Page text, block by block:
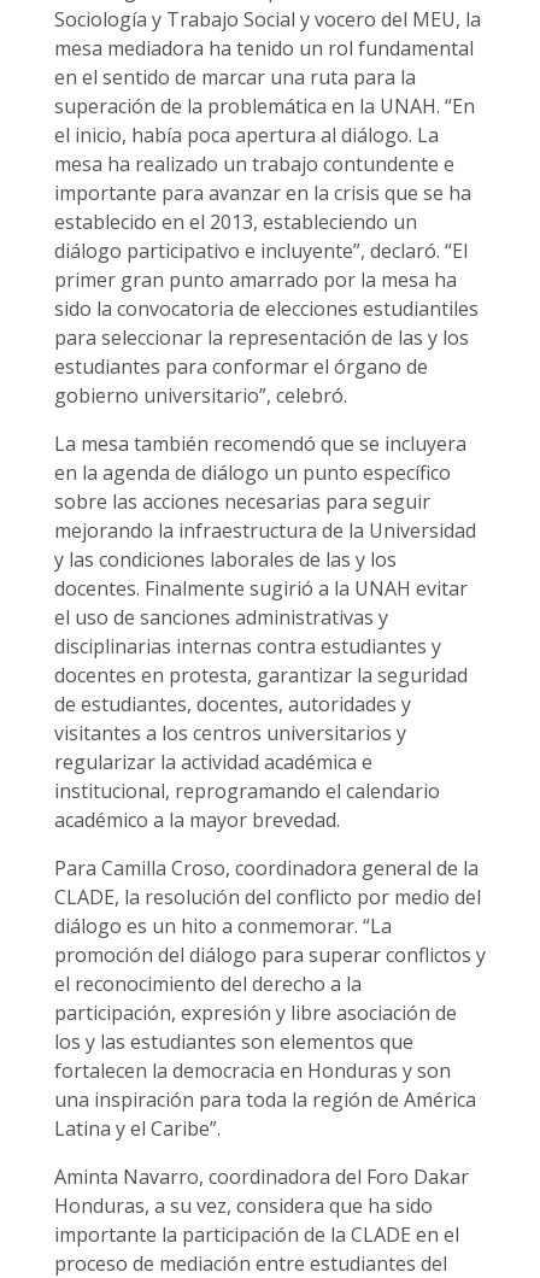
Sociología y Trabajo Social y vocero del MEU, la
mesa mediadora ha tenido un rol fundamental
en el sentido de marcar una ruta para la
superación de la problemática en la UNAH. “En
el inicio, había poca apertura al diálogo. La
mesa ha realizado un trabajo contundente e
importante para avanzar en la crisis que se ha
establecido en el 2013, estableciendo un
diálogo participativo e incluyente”, declaró. “El
primer gran punto amarrado por la mesa ha
sido la convocatoria de elecciones estudiantiles
para seleccionar la representación de las y los
estudiantes para conformar el órgano de
gobierno universitario”, celebró.
La mesa también recomendó que se incluyera
en la agenda de diálogo un punto específico
sobre las acciones necesarias para seguir
mejorando la infraestructura de la Universidad
y las condiciones laborales de las y los
docentes. Finalmente sugirió a la UNAH evitar
el uso de sanciones administrativas y
disciplinarias internas contra estudiantes y
docentes en protesta, garantizar la seguridad
de estudiantes, docentes, autoridades y
visitantes a los centros universitarios y
regularizar la actividad académica e
institucional, reprogramando el calendario
académico a la mayor brevedad.
Para Camilla Croso, coordinadora general de la
CLADE, la resolución del conflicto por medio del
diálogo es un hito a conmemorar. “La
promoción del diálogo para superar conflictos y
el reconocimiento del derecho a la
participación, expresión y libre asociación de
los y las estudiantes son elementos que
fortalecen la democracia en Honduras y son
una inspiración para toda la región de América
Latina y el Caribe”.
Aminta Navarro, coordinadora del Foro Dakar
Honduras, a su vez, considera que ha sido
importante la participación de la CLADE en el
proceso de mediación entre estudiantes del